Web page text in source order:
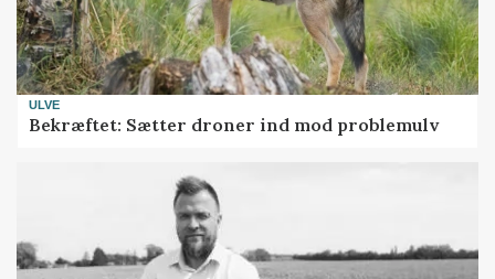
ULVE
Bekræftet: Sætter droner ind mod problemulv